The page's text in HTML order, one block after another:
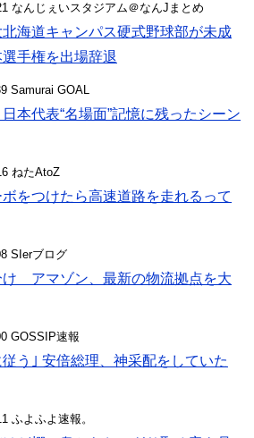
なんじぇいスタジアム＠なんJまとめ
北海道キャンパス硬式野球部が未成
手権を出場辞退
Samurai GOAL
日本代表“名場面”記憶に残ったシーン
ねたAtoZ
をつけたら高速道路を走れるって
SIerブログ
け アマゾン、最新の物流拠点を大
GOSSIP速報
従う｣ 安倍総理、神采配をしていた
ふよふよ速報。